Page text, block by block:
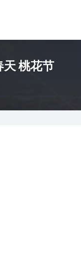
天 桃花节